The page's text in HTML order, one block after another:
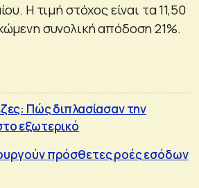
Η τιμή στόχος είναι τα 11,50
συνολική απόδοση 21%.
Πώς διπλασίασαν την
εξωτερικό
πρόσθετες ροές εσόδων